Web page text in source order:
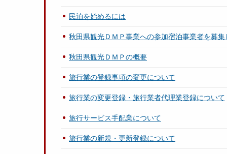
民泊を始めるには
秋田県観光ＤＭＰ事業への参加宿泊事業者を募集
秋田県観光ＤＭＰの概要
旅行業の登録事項の変更について
旅行業の変更登録・旅行業者代理業登録について
旅行サービス手配業について
旅行業の新規・更新登録について